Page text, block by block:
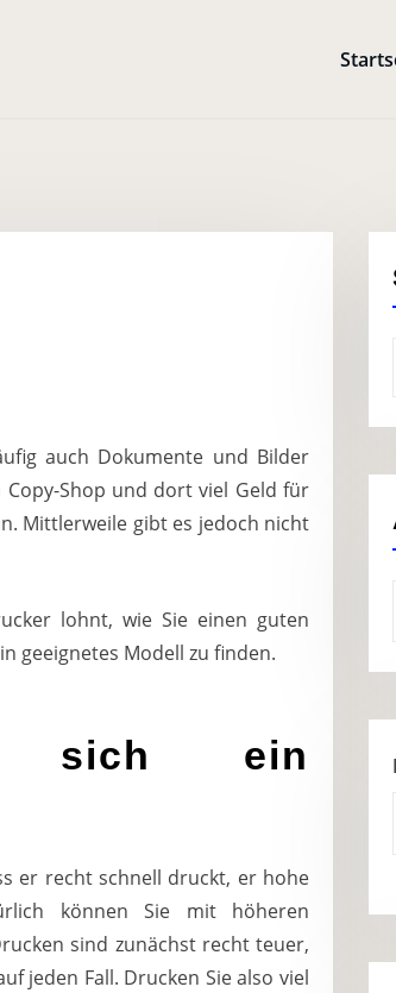
auch Dokumente und Bilder
Shop und dort viel Geld für
Mittlerweile gibt es jedoch nicht
lohnt, wie Sie einen guten
geeignetes Modell zu finden.
sich ein
er recht schnell druckt, er hohe
können Sie mit höheren
sind zunächst recht teuer,
jeden Fall. Drucken Sie also viel